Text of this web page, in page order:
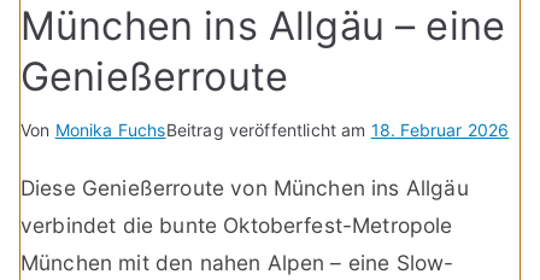
München ins Allgäu – eine
Genießerroute
Von Monika FuchsBeitrag veröffentlicht am 18. Februar 2026
Diese Genießerroute von München ins Allgäu
verbindet die bunte Oktoberfest-Metropole
München mit den nahen Alpen – eine Slow-